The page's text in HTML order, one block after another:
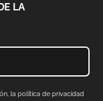
LA
la política de privacidad